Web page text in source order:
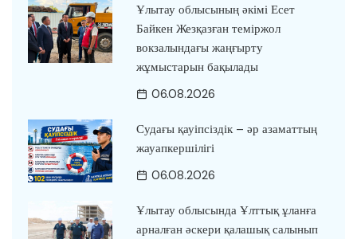
Ұлытау облысының әкімі Есет
Байкен Жезқазған теміржол
вокзалындағы жаңғырту
жұмыстарын бақылады
06.08.2026
Судағы қауіпсіздік – әр азаматтың
жауапкершілігі
06.08.2026
Ұлытау облысында Ұлттық ұланға
арналған әскери қалашық салынып